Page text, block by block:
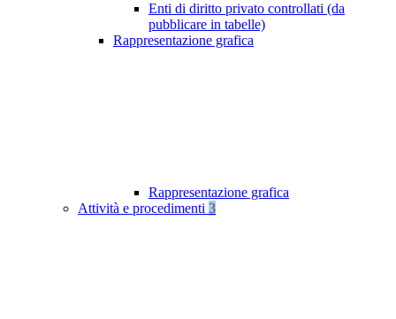
Enti di diritto privato controllati (da
pubblicare in tabelle)
Rappresentazione grafica
Rappresentazione grafica
Attività e procedimenti 3